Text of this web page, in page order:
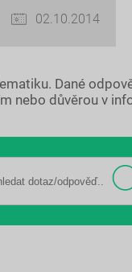
02.10.2014
Dané
nebo důvěrou v